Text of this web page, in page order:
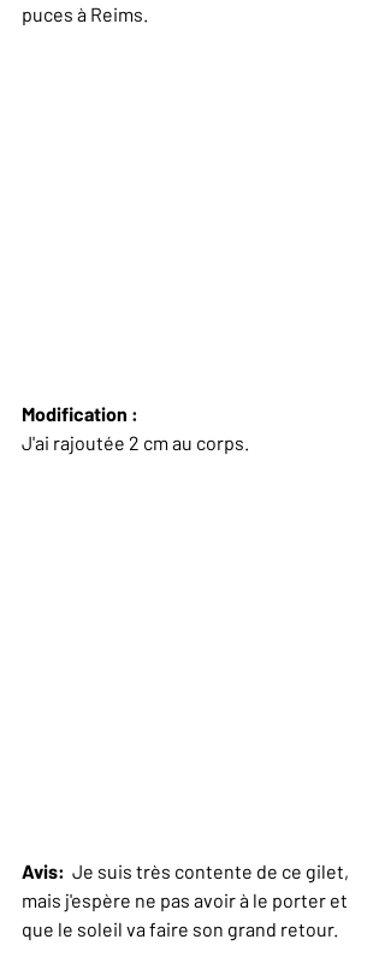
puces à Reims.
Modification :
J'ai rajoutée 2 cm au corps.
Avis: Je suis très contente de ce gilet,
mais j'espère ne pas avoir à le porter et
que le soleil va faire son grand retour.